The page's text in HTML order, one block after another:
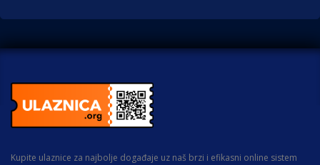
Kupite ulaznice za najbolje događaje uz naš brzi i efikasni online sistem